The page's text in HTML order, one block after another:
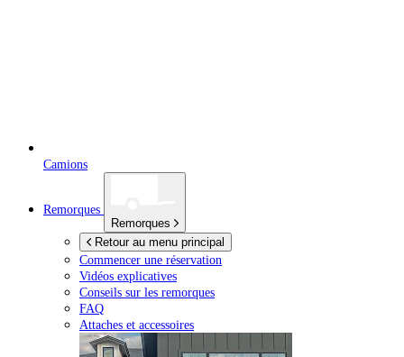
Camions
Remorques
Remorques
Retour au menu principal
Commencer une réservation
Vidéos explicatives
Conseils sur les remorques
FAQ
Attaches et accessoires